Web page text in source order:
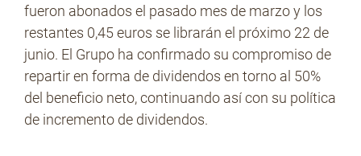
fueron abonados el pasado mes de marzo y los
restantes 0,45 euros se librarán el próximo 22 de
junio. El Grupo ha confirmado su compromiso de
repartir en forma de dividendos en torno al 50%
del beneficio neto, continuando así con su política
de incremento de dividendos.